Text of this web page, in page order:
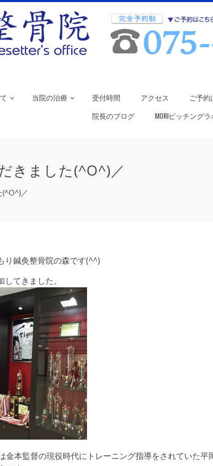
当院の治療 受付時間 アクセス ご予約
院長のブログ
MORIピッチング
きました(^O^)／
／
鍼灸整骨院の森です(^^)
てきました。
本監督の現役時代にトレーニング指導をされていた平